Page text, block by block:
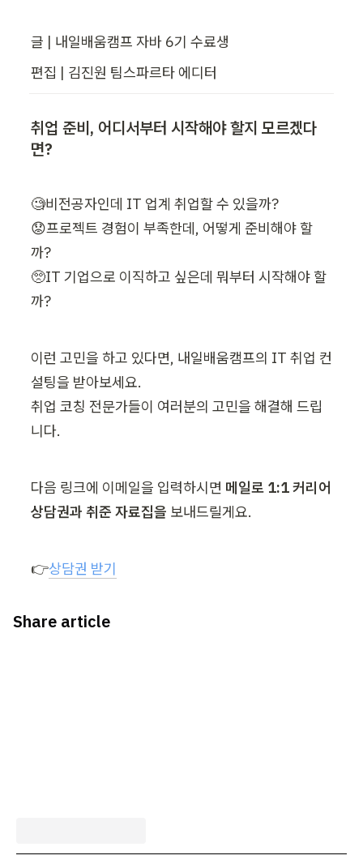
글 | 내일배움캠프 자바 6기 수료생
편집 | 김진원 팀스파르타 에디터
취업 준비, 어디서부터 시작해야 할지 모르겠다
면?
🧐비전공자인데 IT 업계 취업할 수 있을까?
😟프로젝트 경험이 부족한데, 어떻게 준비해야 할
까?
🥺IT 기업으로 이직하고 싶은데 뭐부터 시작해야 할
까?
이런 고민을 하고 있다면, 내일배움캠프의 IT 취업 컨
설팅을 받아보세요.
취업 코칭 전문가들이 여러분의 고민을 해결해 드립
니다.
다음 링크에 이메일을 입력하시면 메일로 1:1 커리어
상담권과 취준 자료집을 보내드릴게요.
👉상담권 받기
Share article